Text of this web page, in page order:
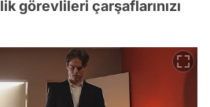
görevlileri çarşaflarınızı